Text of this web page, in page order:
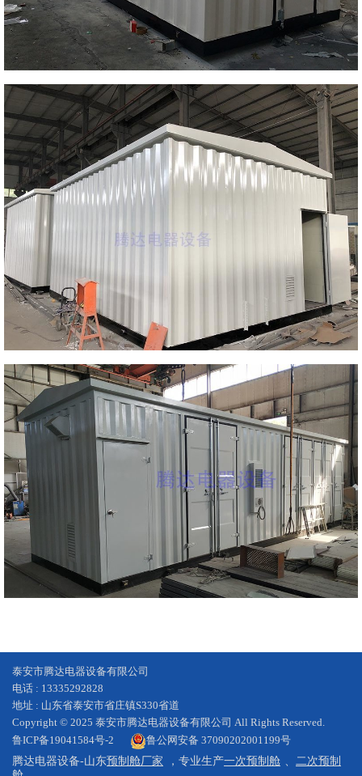
泰安市腾达电器设备有限公司
电话 : 13335292828
地址 : 山东省泰安市省庄镇S330省道
Copyright © 2025 泰安市腾达电器设备有限公司 All Rights Reserved.
鲁ICP备19041584号-2
鲁公网安备 37090202001199号
腾达电器设备-山东预制舱厂家 ，专业生产一次预制舱 、 二次预制